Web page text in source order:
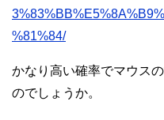
%81%84/
かなり高い確率でマウス
のでしょうか。